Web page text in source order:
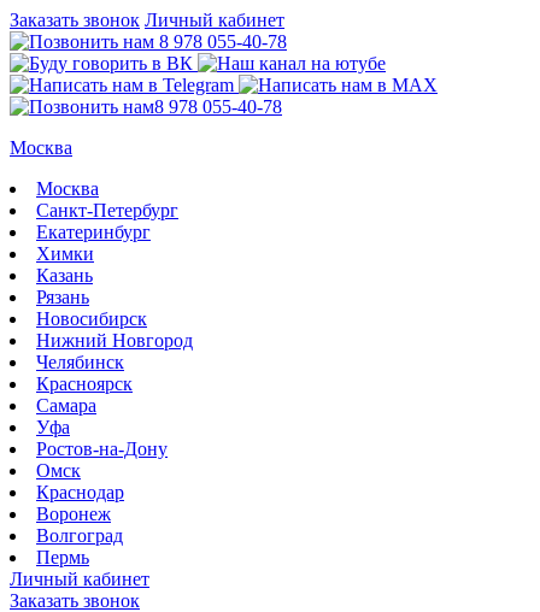
Заказать звонок Личный кабинет
8 978 055-40-78
8 978 055-40-78
Москва
Москва
Санкт-Петербург
Екатеринбург
Химки
Казань
Рязань
Новосибирск
Нижний Новгород
Челябинск
Красноярск
Самара
Уфа
Ростов-на-Дону
Омск
Краснодар
Воронеж
Волгоград
Пермь
Личный кабинет
Заказать звонок